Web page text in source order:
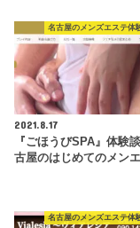
名古屋のメンズエステ体
2021.8.17
『ごほうびSPA』体験
古屋のはじめてのメンエ
名古屋のメンズエステ体